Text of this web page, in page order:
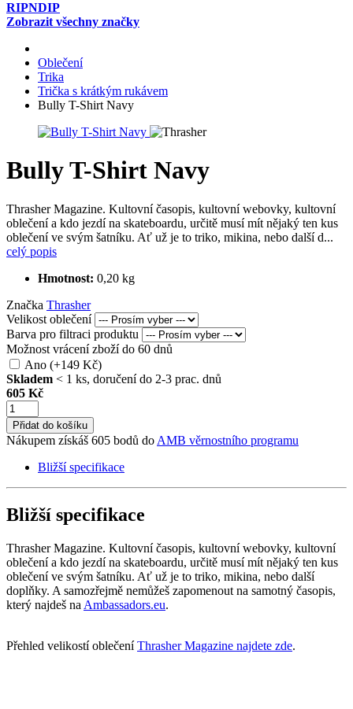
RIPNDIP
Zobrazit všechny značky
Oblečení
Trika
Trička s krátkým rukávem
Bully T-Shirt Navy
Bully T-Shirt Navy
Thrasher Magazine. Kultovní časopis, kultovní webovky, kultovní
oblečení a kdo jezdí na skateboardu, určitě musí mít nějaký ten kus
oblečení ve svým šatníku. Ať už je to triko, mikina, nebo další d...
celý popis
Hmotnost: 0,20 kg
Značka Thrasher
Velikost oblečení
Barva pro filtraci produktu
Možnost vrácení zboží do 60 dnů
Ano (+149 Kč)
Skladem < 1 ks, doručení do 2-3 prac. dnů
605 Kč
Přidat do košíku
Nákupem získáš 605 bodů do AMB věrnostního programu
Bližší specifikace
Bližší specifikace
Thrasher Magazine. Kultovní časopis, kultovní webovky, kultovní
oblečení a kdo jezdí na skateboardu, určitě musí mít nějaký ten kus
oblečení ve svým šatníku. Ať už je to triko, mikina, nebo další
doplňky. A samozřejmě nemůžeš zapomenout na samotný časopis,
který najdeš na Ambassadors.eu.
Přehled velikostí oblečeníThrasher Magazine najdete zde.